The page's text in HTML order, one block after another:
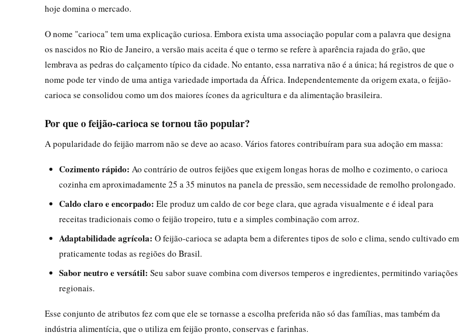
hoje domina o mercado.
O nome "carioca" tem uma explicação curiosa. Embora exista uma associação popular com a palavra que designa
os nascidos no Rio de Janeiro, a versão mais aceita é que o termo se refere à aparência rajada do grão, que
lembrava as pedras do calçamento típico da cidade. No entanto, essa narrativa não é a única; há registros de que o
nome pode ter vindo de uma antiga variedade importada da África. Independentemente da origem exata, o feijão-
carioca se consolidou como um dos maiores ícones da agricultura e da alimentação brasileira.
Por que o feijão-carioca se tornou tão popular?
A popularidade do feijão marrom não se deve ao acaso. Vários fatores contribuíram para sua adoção em massa:
Cozimento rápido: Ao contrário de outros feijões que exigem longas horas de molho e cozimento, o carioca
cozinha em aproximadamente 25 a 35 minutos na panela de pressão, sem necessidade de remolho prolongado.
Caldo claro e encorpado: Ele produz um caldo de cor bege clara, que agrada visualmente e é ideal para
receitas tradicionais como o feijão tropeiro, tutu e a simples combinação com arroz.
Adaptabilidade agrícola: O feijão-carioca se adapta bem a diferentes tipos de solo e clima, sendo cultivado em
praticamente todas as regiões do Brasil.
Sabor neutro e versátil: Seu sabor suave combina com diversos temperos e ingredientes, permitindo variações
regionais.
Esse conjunto de atributos fez com que ele se tornasse a escolha preferida não só das famílias, mas também da
indústria alimentícia, que o utiliza em feijão pronto, conservas e farinhas.